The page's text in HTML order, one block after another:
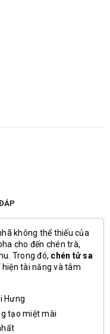
không thể thiếu của
cho đến chén trà,
Trong đó, chén tử sa
hiện tài năng và tâm
Hưng
tạo miệt mài